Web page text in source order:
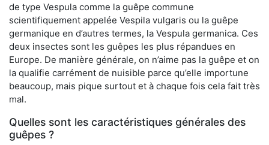
de type Vespula comme la guêpe commune
scientifiquement appelée Vespila vulgaris ou la guêpe
germanique en d’autres termes, la Vespula germanica. Ces
deux insectes sont les guêpes les plus répandues en
Europe. De manière générale, on n’aime pas la guêpe et on
la qualifie carrément de nuisible parce qu’elle importune
beaucoup, mais pique surtout et à chaque fois cela fait très
mal.
Quelles sont les caractéristiques générales des
guêpes ?